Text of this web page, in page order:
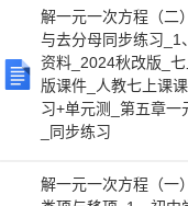
解一元一次方程（二
与去分母同步练习_1
资料_2024秋改版_
版课件_人教七上课
习+单元测_第五章一
_同步练习
解一元一次方程（一